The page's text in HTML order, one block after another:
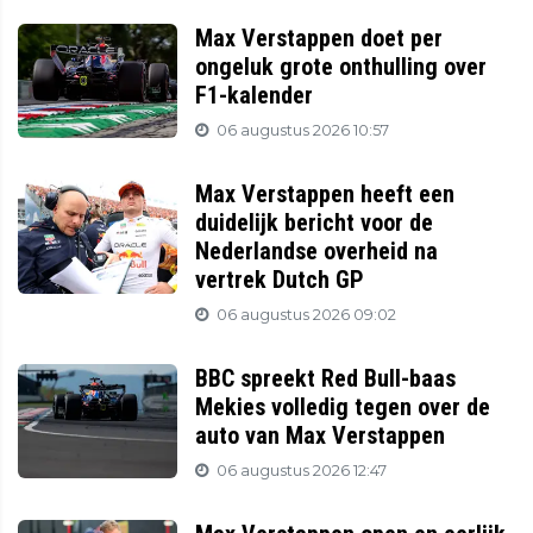
Max Verstappen doet per
ongeluk grote onthulling over
F1-kalender
06 augustus 2026 10:57
Max Verstappen heeft een
duidelijk bericht voor de
Nederlandse overheid na
vertrek Dutch GP
06 augustus 2026 09:02
BBC spreekt Red Bull-baas
Mekies volledig tegen over de
auto van Max Verstappen
06 augustus 2026 12:47